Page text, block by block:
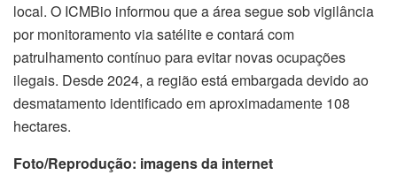
local. O ICMBio informou que a área segue sob vigilância
por monitoramento via satélite e contará com
patrulhamento contínuo para evitar novas ocupações
ilegais. Desde 2024, a região está embargada devido ao
desmatamento identificado em aproximadamente 108
hectares.
Foto/Reprodução: imagens da internet